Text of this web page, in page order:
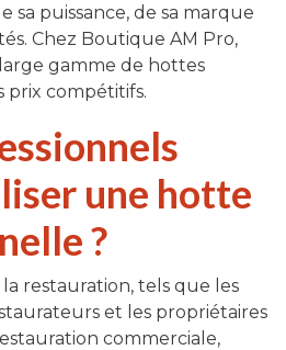
sa puissance, de sa marque
Chez Boutique AM Pro,
gamme de hottes
prix compétitifs.
une hotte
?
restauration, tels que les
et les propriétaires
commerciale,